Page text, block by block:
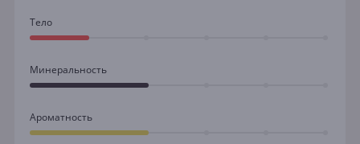
Тело
Минеральность
Ароматность